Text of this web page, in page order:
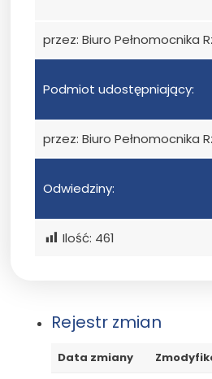
przez: Biuro Pełnomocnika
Podmiot udostępniający:
przez: Biuro Pełnomocnika
Odwiedziny:
Ilość: 461
Rejestr zmian
Data zmiany